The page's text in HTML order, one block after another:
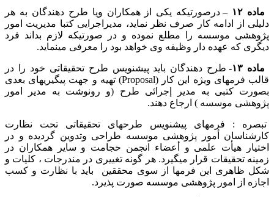
ماده ۱۲ –
درصورتیکه یکی از همکاران ویا طرح دهندگان به هر
دلیلی از ادامه کار صرف نظر نماید، مدیراجرایی کتبا مدیریت امور
پژوهشی موسسه را مطلع نموده و در صورتیکه لازم بداند فرد
دیگری که عهده دار وظیفه وی خواهد بود را معرفی مینماید.
ماده ۱۳-
طرح دهندگان باید پیشنویس طرح تحقیقاتی خود را در
قالب فرمهای ویژه این کار (Proposal) تهیه و جهت پیگیریهای بعدی
بصورت کتبی به مدیر إجرائی طرح (و رونوشت به مدیر امور
پژوهشی موسسه ) ارجاع دهند.
تبصره : فرمهای پیشنویس طرحهای تحقیقاتی تحت نظارت
کارشناسان أمور پژوهشی موسسه طراحی وتدوین گردیده و در
اختیار هیأت علمی و أعضاء انجمن حجامت و سایر همکاران در
زمینه تحقیقات قرار میگیرد. هر گونه تغییری در مندرجات ، کلیات و
شکل ظاهری این فرمها از سوی محققین باید با نظارت و کسب
اجازه از امور پژوهشی موسسه صورت پذیرد.